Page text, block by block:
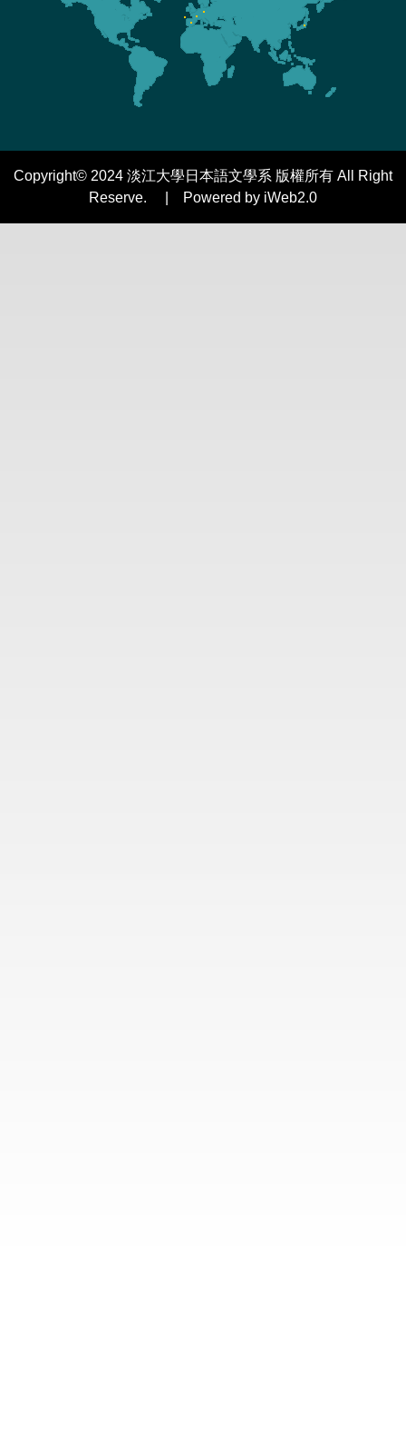
Copyright© 2024 淡江大學日本語文學系 版權所有 All Right
Reserve. | Powered by iWeb2.0